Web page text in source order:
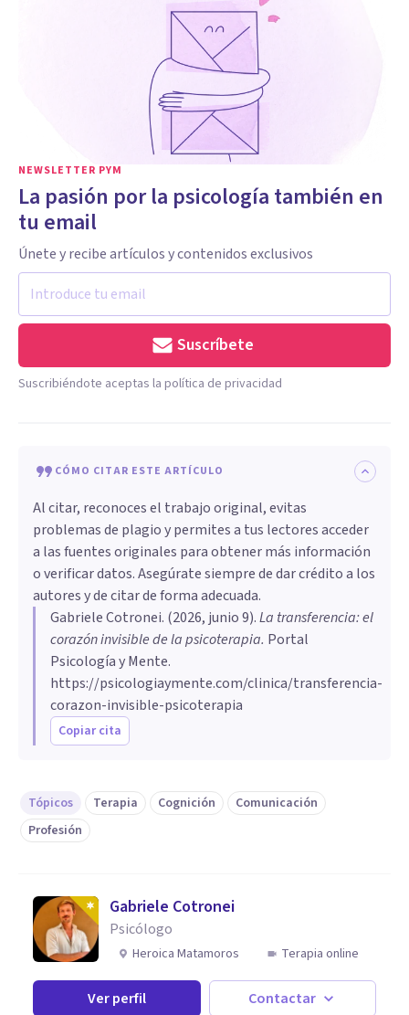
NEWSLETTER PYM
La pasión por la psicología también en
tu email
Únete y recibe artículos y contenidos exclusivos
Suscríbete
Suscribiéndote aceptas la política de privacidad
CÓMO CITAR ESTE ARTÍCULO
Al citar, reconoces el trabajo original, evitas
problemas de plagio y permites a tus lectores acceder
a las fuentes originales para obtener más información
o verificar datos. Asegúrate siempre de dar crédito a los
autores y de citar de forma adecuada.
Gabriele Cotronei. (2026, junio 9).La transferencia: el
corazón invisible de la psicoterapia. Portal
Psicología y Mente.
https://psicologiaymente.com/clinica/transferencia-
corazon-invisible-psicoterapia
Copiar cita
Tópicos Terapia Cognición
Comunicación
Profesión
Gabriele Cotronei
Psicólogo
Heroica Matamoros Terapia online
Ver perfil Contactar